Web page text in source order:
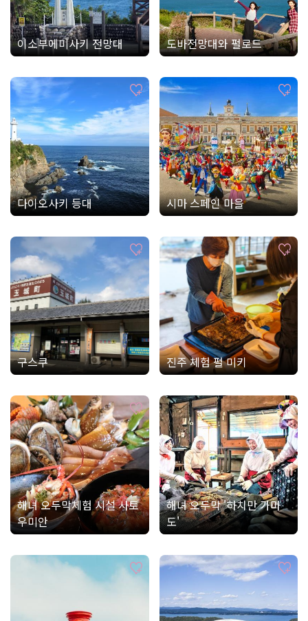
이소부에미사키 전망대 도바전망대와 펄로드
다이오사키 등대 시마 스페인 마을
구스쿠 진주 체험 펄 미키
해녀 오두막체험 시설 사토
우미안
해녀 오두막 '하치만 가마
도'